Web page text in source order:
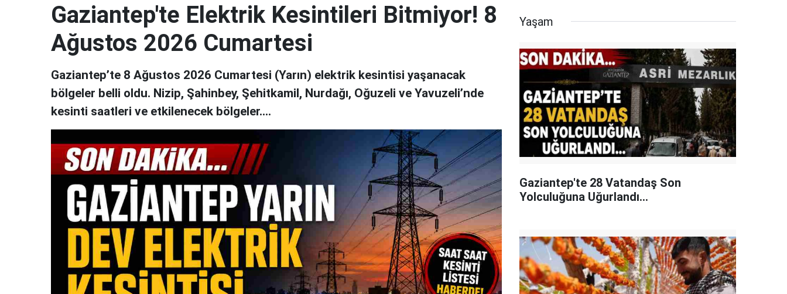
Gaziantep'te Elektrik Kesintileri Bitmiyor! 8
Ağustos 2026 Cumartesi
Gaziantep’te 8 Ağustos 2026 Cumartesi (Yarın) elektrik kesintisi yaşanacak
bölgeler belli oldu. Nizip, Şahinbey, Şehitkamil, Nurdağı, Oğuzeli ve Yavuzeli’nde
kesinti saatleri ve etkilenecek bölgeler....
Yaşam
Gaziantep'te 28 Vatandaş Son
Yolculuğuna Uğurlandı...